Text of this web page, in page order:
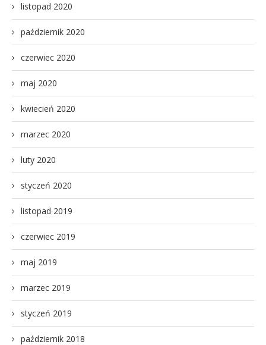
listopad 2020
październik 2020
czerwiec 2020
maj 2020
kwiecień 2020
marzec 2020
luty 2020
styczeń 2020
listopad 2019
czerwiec 2019
maj 2019
marzec 2019
styczeń 2019
październik 2018